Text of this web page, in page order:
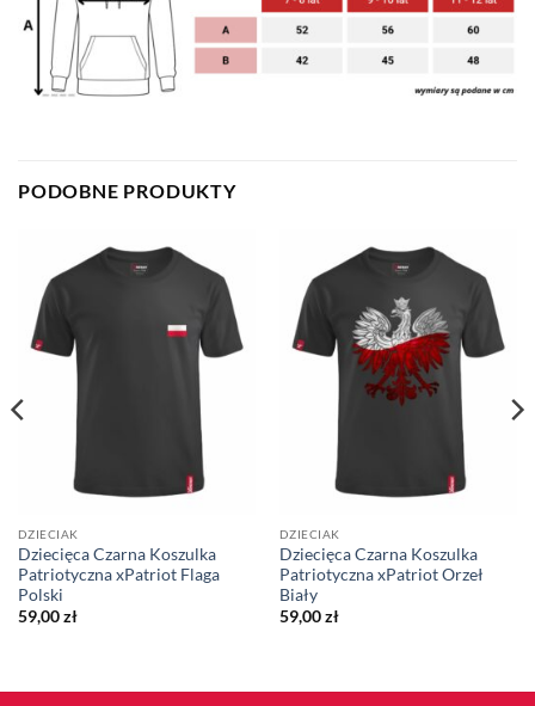
PODOBNE PRODUKTY
DZIECIAK
Dziecięca Czarna Koszulka
Patriotyczna xPatriot Flaga
Polski
59,00zł
DZIECIAK
Dziecięca Czarna Koszulka
Patriotyczna xPatriot Orzeł
Biały
59,00zł